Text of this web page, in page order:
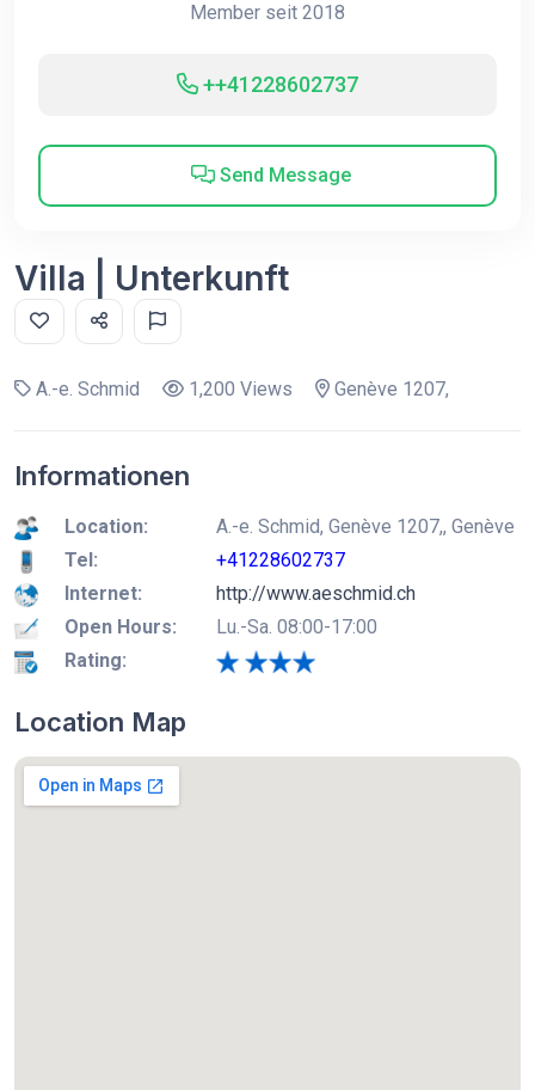
Member seit 2018
++41228602737
Send Message
Villa | Unterkunft
A.-e. Schmid 1,200 Views Genève 1207,
Informationen
Location:
A.-e. Schmid, Genève 1207,, Genève
Tel:
+41228602737
Internet:
http://www.aeschmid.ch
Open Hours:
Lu.-Sa. 08:00-17:00
Rating:
Location Map